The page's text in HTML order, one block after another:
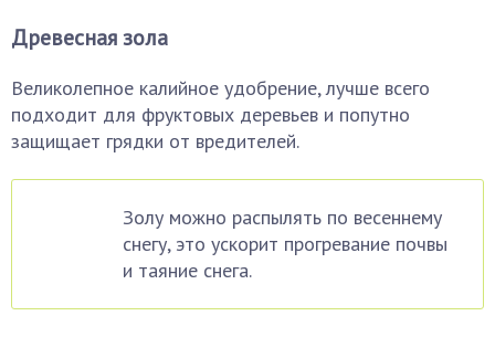
Древесная зола
Великолепное калийное удобрение, лучше всего
подходит для фруктовых деревьев и попутно
защищает грядки от вредителей.
Золу можно распылять по весеннему
снегу, это ускорит прогревание почвы
и таяние снега.